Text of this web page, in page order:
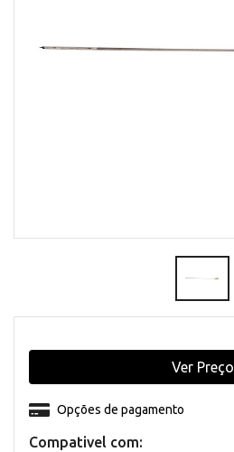
Compativel com:
Opções de pagamento
Ver Preço